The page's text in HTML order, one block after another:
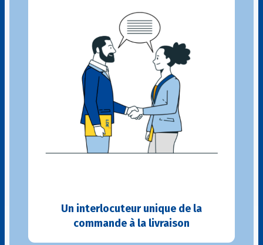
Un interlocuteur unique de la
commande à la livraison